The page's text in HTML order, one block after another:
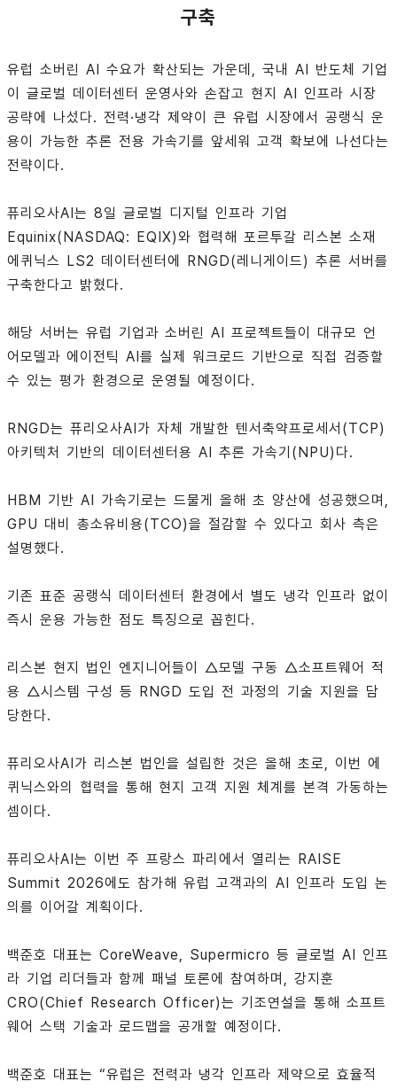
구축
유럽 소버린 AI 수요가 확산되는 가운데, 국내 AI 반도체 기업
이 글로벌 데이터센터 운영사와 손잡고 현지 AI 인프라 시장
공략에 나섰다. 전력·냉각 제약이 큰 유럽 시장에서 공랭식 운
용이 가능한 추론 전용 가속기를 앞세워 고객 확보에 나선다는
전략이다.
퓨리오사AI는 8일 글로벌 디지털 인프라 기업
Equinix(NASDAQ: EQIX)와 협력해 포르투갈 리스본 소재
에퀴닉스 LS2 데이터센터에 RNGD(레니게이드) 추론 서버를
구축한다고 밝혔다.
해당 서버는 유럽 기업과 소버린 AI 프로젝트들이 대규모 언
어모델과 에이전틱 AI를 실제 워크로드 기반으로 직접 검증할
수 있는 평가 환경으로 운영될 예정이다.
RNGD는 퓨리오사AI가 자체 개발한 텐서축약프로세서(TCP)
아키텍처 기반의 데이터센터용 AI 추론 가속기(NPU)다.
HBM 기반 AI 가속기로는 드물게 올해 초 양산에 성공했으며,
GPU 대비 총소유비용(TCO)을 절감할 수 있다고 회사 측은
설명했다.
기존 표준 공랭식 데이터센터 환경에서 별도 냉각 인프라 없이
즉시 운용 가능한 점도 특징으로 꼽힌다.
리스본 현지 법인 엔지니어들이 △모델 구동 △소프트웨어 적
용 △시스템 구성 등 RNGD 도입 전 과정의 기술 지원을 담
당한다.
퓨리오사AI가 리스본 법인을 설립한 것은 올해 초로, 이번 에
퀴닉스와의 협력을 통해 현지 고객 지원 체계를 본격 가동하는
셈이다.
퓨리오사AI는 이번 주 프랑스 파리에서 열리는 RAISE
Summit 2026에도 참가해 유럽 고객과의 AI 인프라 도입 논
의를 이어갈 계획이다.
백준호 대표는 CoreWeave, Supermicro 등 글로벌 AI 인프
라 기업 리더들과 함께 패널 토론에 참여하며, 강지훈
CRO(Chief Research Officer)는 기조연설을 통해 소프트
웨어 스택 기술과 로드맵을 공개할 예정이다.
백준호 대표는 “유럽은 전력과 냉각 인프라 제약으로 효율적